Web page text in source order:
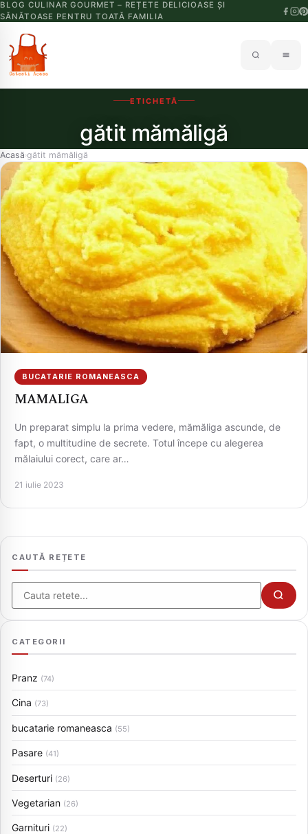
BLOG CULINAR GOURMET – REȚETE DELICIOASE ȘI
SĂNĂTOASE PENTRU TOATĂ FAMILIA
ETICHETĂ
gătit mămăligă
Acasă›gătit mămăligă
BUCATARIE ROMANEASCA
MAMALIGA
Un preparat simplu la prima vedere, mămăliga ascunde, de
fapt, o multitudine de secrete. Totul începe cu alegerea
mălaiului corect, care ar…
21 iulie 2023
CAUTĂ REȚETE
Cauta
CATEGORII
Pranz (74)
Cina (73)
bucatarie romaneasca (55)
Pasare (41)
Deserturi (26)
Vegetarian (26)
Garnituri (22)